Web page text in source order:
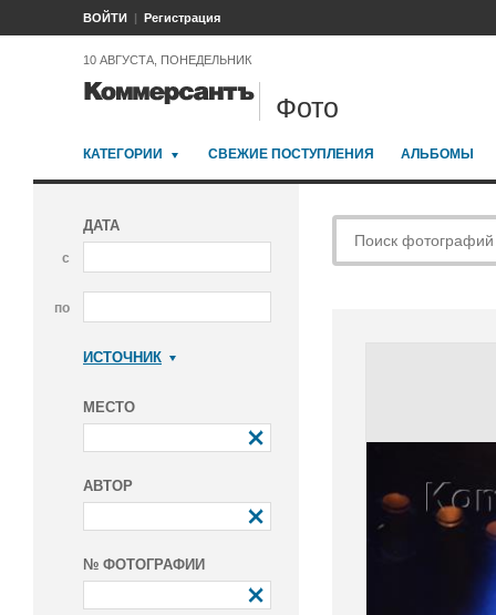
ВОЙТИ Регистрация
10 АВГУСТА, ПОНЕДЕЛЬНИК
Фото
КАТЕГОРИИ СВЕЖИЕ ПОСТУПЛЕНИЯ АЛЬБОМЫ
ДАТА
с
по
ИСТОЧНИК
МЕСТО
АВТОР
№ ФОТОГРАФИИ